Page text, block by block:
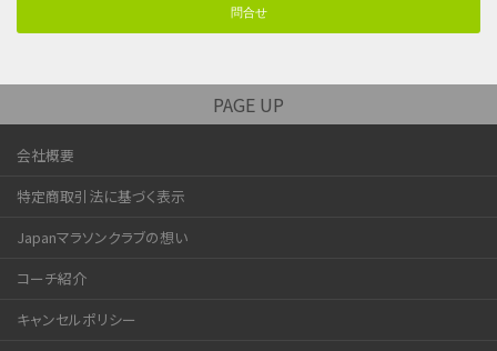
問合せ
PAGE UP
会社概要
特定商取引法に基づく表示
Japanマラソンクラブの想い
コーチ紹介
キャンセルポリシー